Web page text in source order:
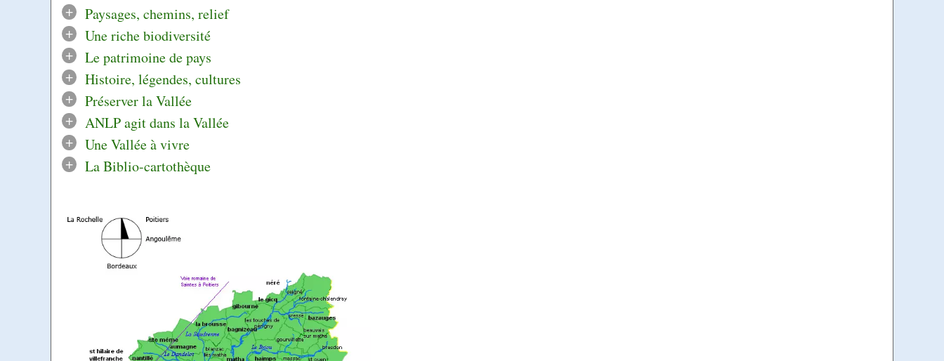
+
Paysages, chemins, relief
+
Une riche biodiversité
+
Le patrimoine de pays
+
Histoire, légendes, cultures
+
Préserver la Vallée
+
ANLP agit dans la Vallée
+
Une Vallée à vivre
+
La Biblio-cartothèque